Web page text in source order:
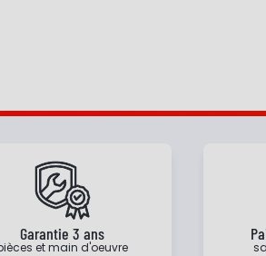
Garantie 3 ans
et main d'oeuvre